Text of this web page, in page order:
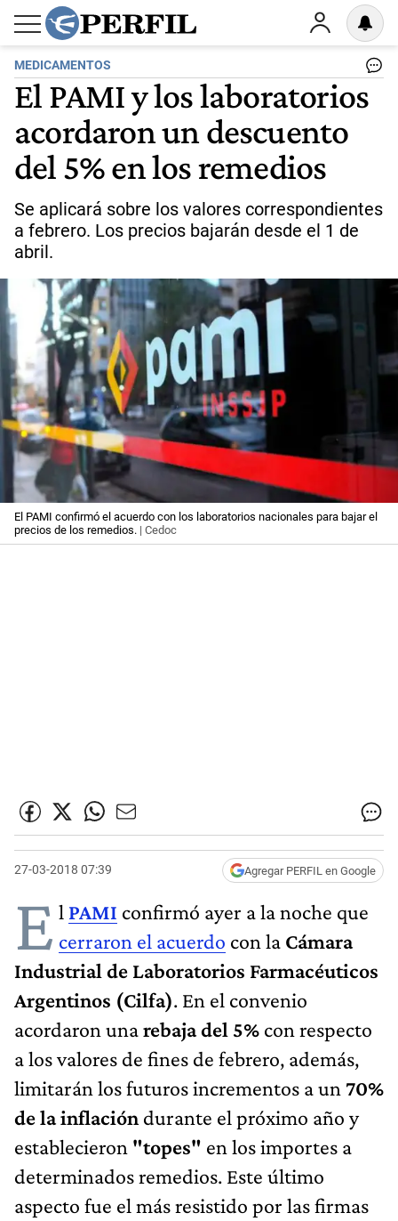
MEDICAMENTOS
El PAMI y los laboratorios
acordaron un descuento
del 5% en los remedios
Se aplicará sobre los valores correspondientes
a febrero. Los precios bajarán desde el 1 de
abril.
El PAMI confirmó el acuerdo con los laboratorios nacionales para bajar el
precios de los remedios. | Cedoc
27-03-2018 07:39 Agregar PERFIL en Google
E l PAMI confirmó ayer a la noche que
cerraron el acuerdo con la Cámara
Industrial de Laboratorios Farmacéuticos
Argentinos (Cilfa). En el convenio
acordaron unarebaja del 5% con respecto
a los valores de fines de febrero, además,
limitarán los futuros incrementos a un 70%
de la inflación durante el próximo año y
establecieron "topes" en los importes a
determinados remedios. Este último
aspecto fue el más resistido por las firmas